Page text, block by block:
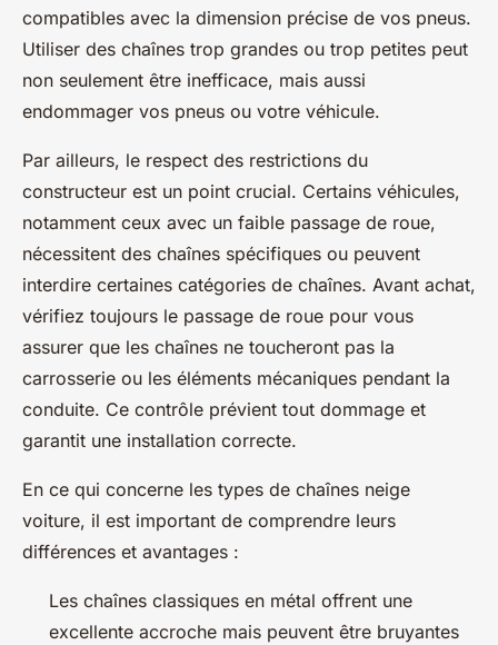
compatibles avec la dimension précise de vos pneus.
Utiliser des chaînes trop grandes ou trop petites peut
non seulement être inefficace, mais aussi
endommager vos pneus ou votre véhicule.
Par ailleurs, le respect des restrictions du
constructeur est un point crucial. Certains véhicules,
notamment ceux avec un faible passage de roue,
nécessitent des chaînes spécifiques ou peuvent
interdire certaines catégories de chaînes. Avant achat,
vérifiez toujours le passage de roue pour vous
assurer que les chaînes ne toucheront pas la
carrosserie ou les éléments mécaniques pendant la
conduite. Ce contrôle prévient tout dommage et
garantit une installation correcte.
En ce qui concerne les types de chaînes neige
voiture, il est important de comprendre leurs
différences et avantages :
Les chaînes classiques en métal offrent une
excellente accroche mais peuvent être bruyantes